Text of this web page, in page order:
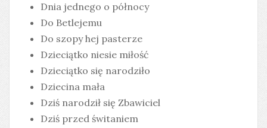
Dnia jednego o północy
Do Betlejemu
Do szopy hej pasterze
Dzieciątko niesie miłość
Dzieciątko się narodziło
Dziecina mała
Dziś narodził się Zbawiciel
Dziś przed świtaniem